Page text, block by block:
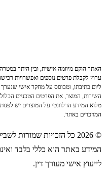
האתר הוקם מיוזמה אישית, ובין היתר
ערוץ לקבלת פרטים נוספים ואפשרויות
ליום כתיבתו, ומבוסס על מחקר אישי
השירות, המוצר, את הפרטים הטכניים
מלוא המידע הרלוונטי על המוצרים יש
המוזכרים באתר.
© 2026 כל הזכויות שמורות לשביל צדק
המידע באתר הוא כללי בלבד
לייעוץ אישי מעורך דין.